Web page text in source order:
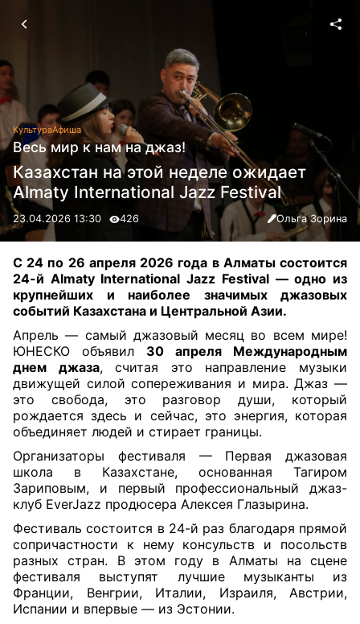
КультураАфиша
Весь мир к нам на джаз!
Казахстан на этой неделе ожидает
Almaty International Jazz Festival
23.04.2026 13:30 426 Ольга Зорина
С 24 по 26 апреля 2026 года в Алматы состоится
24-й Almaty International Jazz Festival — одно из
крупнейших и наиболее значимых джазовых
событий Казахстана и Центральной Азии.
Апрель — самый джазовый месяц во всем мире!
ЮНЕСКО объявил 30 апреля Международным
днем джаза, считая это направление музыки
движущей силой сопереживания и мира. Джаз —
это свобода, это разговор души, который
рождается здесь и сейчас, это энергия, которая
объединяет людей и стирает границы.
Организаторы фестиваля — Первая джазовая
школа в Казахстане, основанная Тагиром
Зариповым, и первый профессиональный джаз-
клуб EverJazz продюсера Алексея Глазырина.
Фестиваль состоится в 24-й раз благодаря прямой
сопричастности к нему консульств и посольств
разных стран. В этом году в Алматы на сцене
фестиваля выступят лучшие музыканты из
Франции, Венгрии, Италии, Израиля, Австрии,
Испании и впервые — из Эстонии.